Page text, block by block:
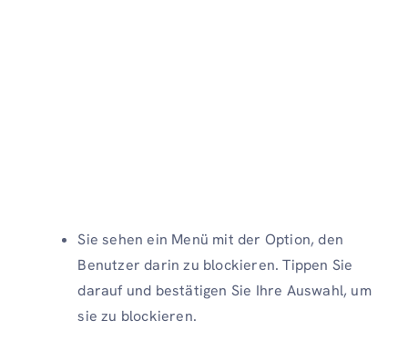
Sie sehen ein Menü mit der Option, den
Benutzer darin zu blockieren. Tippen Sie
darauf und bestätigen Sie Ihre Auswahl, um
sie zu blockieren.